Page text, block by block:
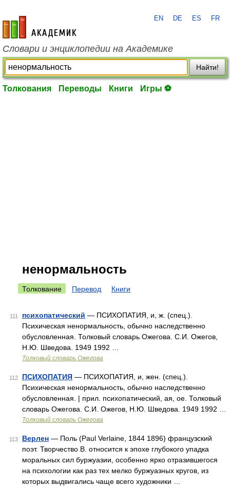
academic.ru
EN DE ES FR
Словари и энциклопедии на Академике
Найти!
Толкования Переводы Книги Игры ⚽
ненормальность
Толкование Перевод Книги
111 психопатический — ПСИХОПАТИЯ, и, ж. (спец.).
Психическая ненормальность, обычно наследственно
обусловленная. Толковый словарь Ожегова. С.И. Ожегов,
Н.Ю. Шведова. 1949 1992 …
Толковый словарь Ожегова
112 ПСИХОПАТИЯ — ПСИХОПАТИЯ, и, жен. (спец.).
Психическая ненормальность, обычно наследственно
обусловленная. | прил. психопатический, ая, ое. Толковый
словарь Ожегова. С.И. Ожегов, Н.Ю. Шведова. 1949 1992 …
Толковый словарь Ожегова
113 Верлен — Поль (Paul Verlaine, 1844 1896) французский
поэт. Творчество В. относится к эпохе глубокого упадка
моральных сил буржуазии, особенно ярко отразившегося
на психологии как раз тех мелко буржуазных кругов, из
которых выдвигались чаще всего художники …